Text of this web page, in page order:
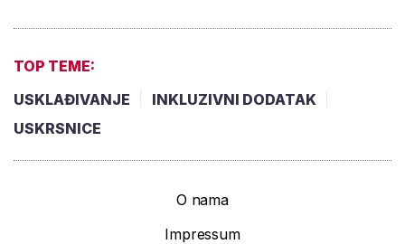
TOP TEME:
USKLAĐIVANJE
INKLUZIVNI DODATAK
USKRSNICE
O nama
Impressum